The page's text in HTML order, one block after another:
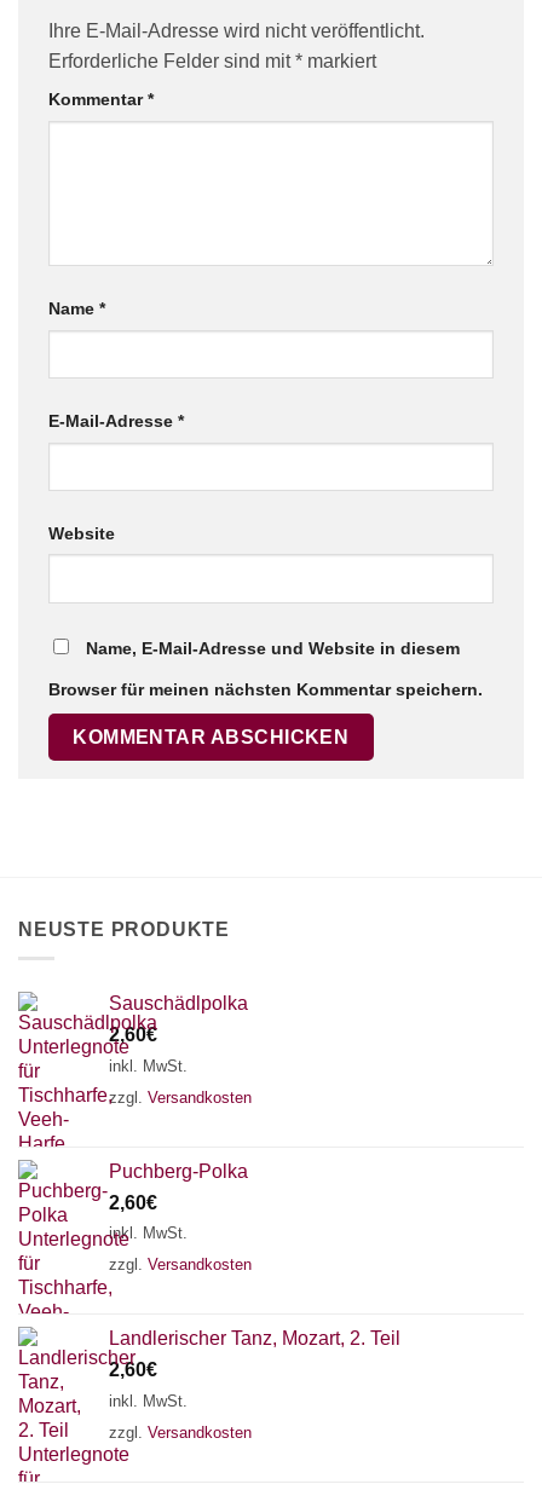
Ihre E-Mail-Adresse wird nicht veröffentlicht.
Erforderliche Felder sind mit* markiert
Kommentar*
Name *
E-Mail-Adresse *
Website
Name, E-Mail-Adresse und Website in diesem
Browser für meinen nächsten Kommentar speichern.
NEUSTE PRODUKTE
Sauschädlpolka
2,60€
inkl. MwSt.
zzgl. Versandkosten
Puchberg-Polka
2,60€
inkl. MwSt.
zzgl. Versandkosten
Landlerischer Tanz, Mozart, 2. Teil
2,60€
inkl. MwSt.
zzgl. Versandkosten
Chat Support ×
18 SAITEN 21 SAITEN 25 SAITEN 37 SAITEN
AKKORDZITHER